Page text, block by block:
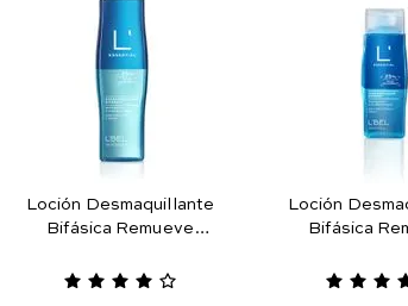
Loción Desmaquillante
Bifásica Remueve
Agua 125 ml
Loción
Bifásica
Agua 45